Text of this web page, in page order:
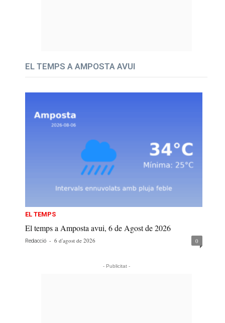
EL TEMPS A AMPOSTA AVUI
EL TEMPS
El temps a Amposta avui, 6 de Agost de 2026
Redacció - 6 d'agost de 2026 0
- Publicitat -